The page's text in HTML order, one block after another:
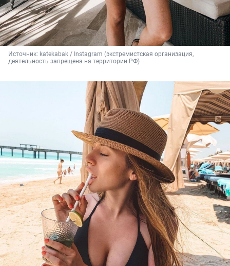
Источник: katekabak / Instagram (экстремистская организация,
деятельность запрещена на территории РФ)